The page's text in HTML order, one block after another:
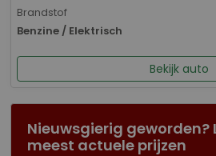
Brandstof
Benzine / Elektrisch
Bekijk auto
Nieuwsgierig geworden?
meest actuele prijzen